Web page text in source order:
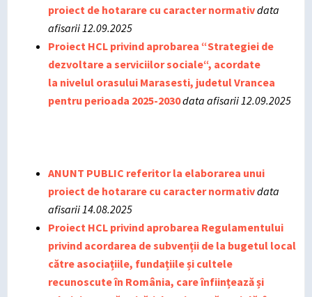
proiect de hotarare cu caracter normativdata
afisarii 12.09.2025
Proiect HCL privind aprobarea “Strategiei de
dezvoltare a serviciilor sociale“, acordate
la nivelul orasului Marasesti, judetul Vrancea
pentru perioada 2025-2030data afisarii 12.09.2025
ANUNT PUBLIC referitor la elaborarea unui
proiect de hotarare cu caracter normativdata
afisarii 14.08.2025
Proiect HCL privind aprobarea Regulamentului
privind acordarea de subvenții de la bugetul local
către asociațiile, fundațiile și cultele
recunoscute în România, care înființează și